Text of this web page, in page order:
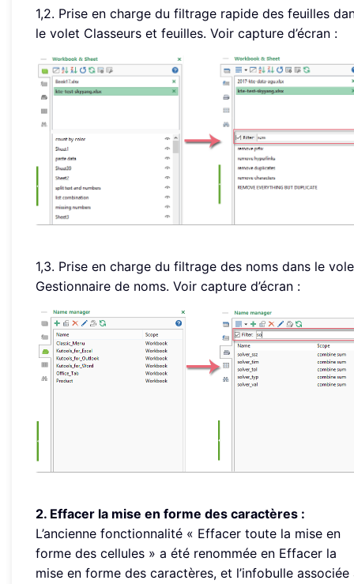
1,2. Prise en charge du filtrage rapide des feuilles
le volet Classeurs et feuilles. Voir capture d’écran :
1,3. Prise en charge du filtrage des noms dans le
Gestionnaire de noms. Voir capture d’écran :
2. Effacer la mise en forme des caractères :
L’ancienne fonctionnalité « Effacer toute la mise en
forme des cellules » a été renommée en Effacer la
mise en forme des caractères, et l’infobulle associée